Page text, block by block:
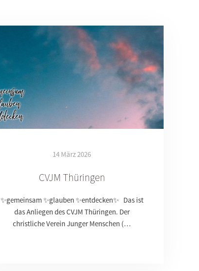
14 März 2026
CVJM Thüringen
✨gemeinsam ✨glauben ✨entdecken✨ Das ist
das Anliegen des CVJM Thüringen. Der
christliche Verein Junger Menschen (…